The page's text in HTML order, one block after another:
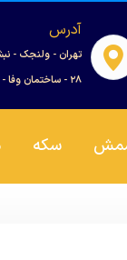
آدرس
تهران - ولنجک -
۲۸ - ساختمان وفا - واحد ۰۰۱
سکه